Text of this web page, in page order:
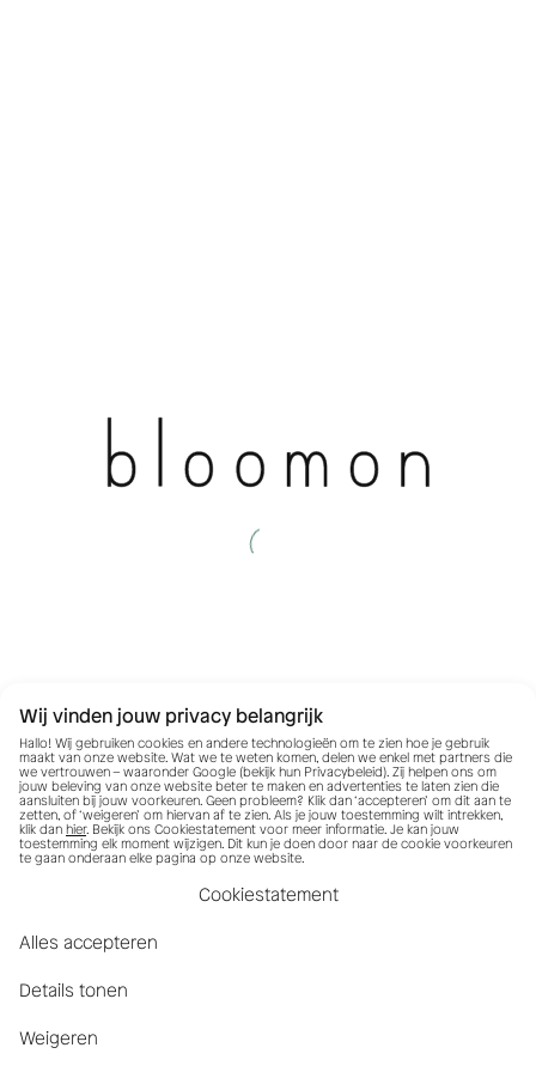
Wij vinden jouw privacy belangrijk
Hallo! Wij gebruiken cookies en andere technologieën om te zien hoe je gebruik
maakt van onze website. Wat we te weten komen, delen we enkel met partners die
we vertrouwen – waaronder Google (bekijk hun Privacybeleid). Zij helpen ons om
jouw beleving van onze website beter te maken en advertenties te laten zien die
aansluiten bij jouw voorkeuren. Geen probleem? Klik dan ‘accepteren’ om dit aan te
zetten, of ‘weigeren’ om hiervan af te zien. Als je jouw toestemming wilt intrekken,
klik dan hier. Bekijk ons Cookiestatement voor meer informatie. Je kan jouw
toestemming elk moment wijzigen. Dit kun je doen door naar de cookie voorkeuren
te gaan onderaan elke pagina op onze website.
Cookiestatement
Alles accepteren
Details tonen
Weigeren